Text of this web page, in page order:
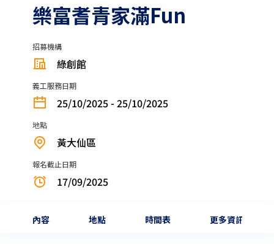
樂富耆青家滿Fun
招募機構
綠創館
義工服務日期
25/10/2025 - 25/10/2025
地點
黃大仙區
報名截止日期
17/09/2025
內容 地點 時間表 更多資訊